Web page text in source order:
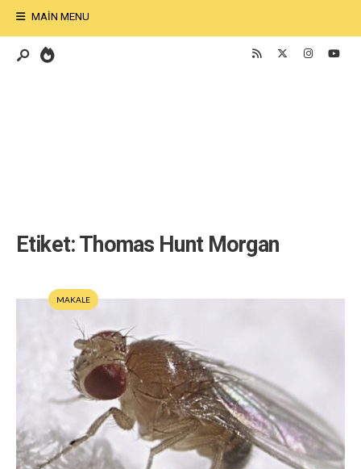
MAIN MENU
Etiket:Thomas Hunt Morgan
MAKALE